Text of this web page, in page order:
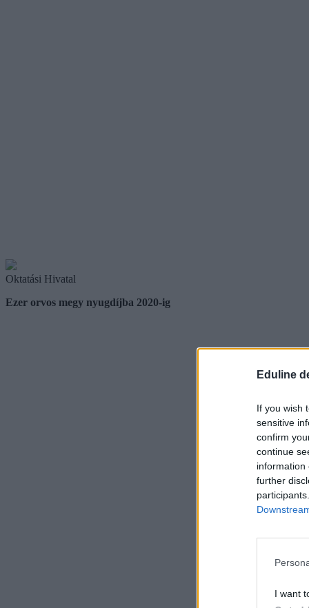
Eduline
If you wish
sensitive
confirm
continue
information
further
I want
Oktatási Hivatal
Ezer orvos megy nyugdíjba 2020-ig